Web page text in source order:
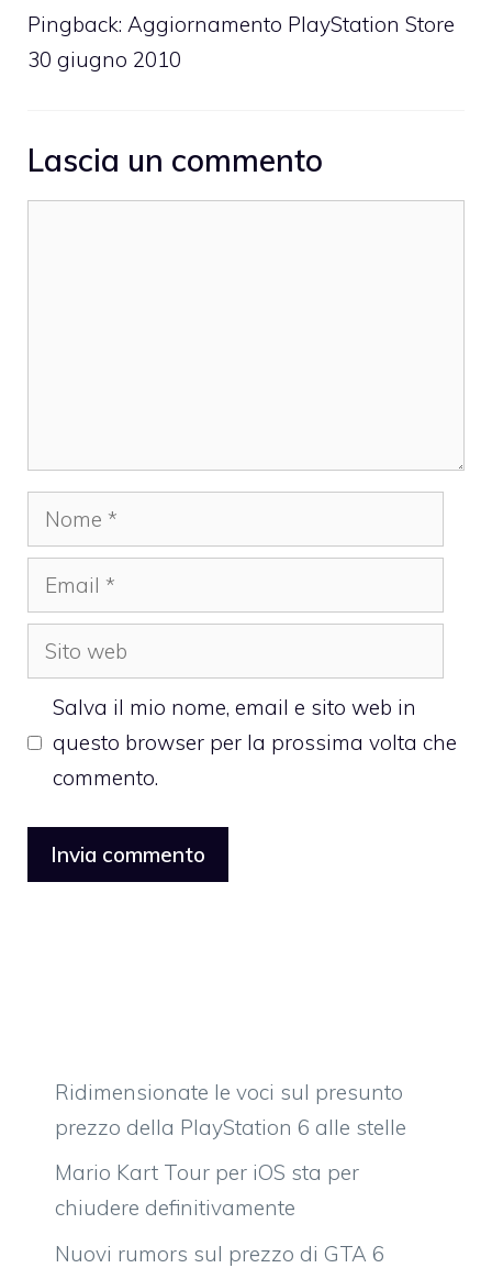
Pingback: Aggiornamento PlayStation Store
30 giugno 2010
Lascia un commento
Nome
Email
Sito
web
Salva il mio nome, email e sito web in
questo browser per la prossima volta che
commento.
Ridimensionate le voci sul presunto
prezzo della PlayStation 6 alle stelle
Mario Kart Tour per iOS sta per
chiudere definitivamente
Nuovi rumors sul prezzo di GTA 6